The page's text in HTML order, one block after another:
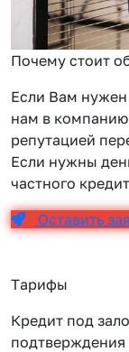
Почему стоит
Если Вам нужен
нам в
репутацией
Если нужны
частного
Оставить
Тарифы
Кредит под